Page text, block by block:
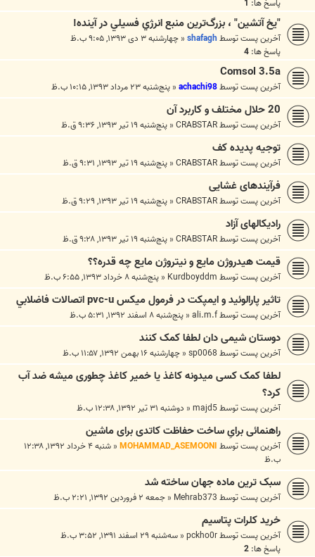
پاسخ ها: 1
"يخ آتشين" ، بزرگ‌ترين منبع انرژي فسيلي در آينده!
آخرین پست توسطshafagh
« چهارشنبه ۳ دی ۱۳۹۳, ۹:۰۵ ب.ظ
پاسخ ها: 4
Comsol 3.5a
آخرین پست توسطachachi98
« پنج‌شنبه ۲۳ مرداد ۱۳۹۳, ۱۰:۱۵ ب.ظ
20 حلال مختلف و کاربرد آن
آخرین پست توسطCRABSTAR
« پنج‌شنبه ۱۹ تیر ۱۳۹۳, ۹:۳۶ ق.ظ
توجیه پدیده کف
آخرین پست توسطCRABSTAR
« پنج‌شنبه ۱۹ تیر ۱۳۹۳, ۹:۳۱ ق.ظ
فرآیندهای غشایی
آخرین پست توسطCRABSTAR
« پنج‌شنبه ۱۹ تیر ۱۳۹۳, ۹:۲۹ ق.ظ
رادیکالهای آزاد
آخرین پست توسطCRABSTAR
« پنج‌شنبه ۱۹ تیر ۱۳۹۳, ۹:۲۸ ق.ظ
قیمت هیدروژن مایع و نیتروژن مایع چه قدره؟؟
آخرین پست توسطKurdboyddm
« پنج‌شنبه ۸ خرداد ۱۳۹۳, ۶:۵۵ ب.ظ
تاثير پارالوئيد و ايمپكت در فرمول ميكس pvc-u اتصالات فاضلابي
آخرین پست توسطali.m.f
« پنج‌شنبه ۸ اسفند ۱۳۹۲, ۵:۳۱ ب.ظ
دوستان شیمی دان لطفا کمک کنند
آخرین پست توسطsp0068
« چهارشنبه ۱۶ بهمن ۱۳۹۲, ۱۱:۵۷ ب.ظ
لطفا کمک کسی میدونه کاغذ یا خمیر کاغذ چطوری میشه ضد آب
کرد؟
آخرین پست توسطmajd5
« دوشنبه ۳۱ تیر ۱۳۹۲, ۱۲:۳۸ ب.ظ
راهنمائی برایِ ساخت حفاظت کاتدی برای ماشین
آخرین پست توسطMOHAMMAD_ASEMOONI
«
شنبه ۴ خرداد ۱۳۹۲, ۱۲:۳۸
ب.ظ
سبک ترین ماده جهان ساخته شد
آخرین پست توسطMehrab373
« جمعه ۲ فروردین ۱۳۹۲, ۲:۲۱ ب.ظ
خرید کلرات پتاسیم
آخرین پست توسطpckho0r
« سه‌شنبه ۲۹ اسفند ۱۳۹۱, ۳:۵۲ ب.ظ
پاسخ ها: 2